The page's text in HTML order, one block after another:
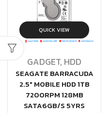
QUICK VIEW
GADGET, HDD
SEAGATE BARRACUDA
2.5″ MOBILE HDD 1TB
7200RPM 128MB
SATA6GB/S 5YRS